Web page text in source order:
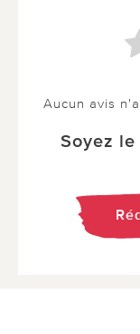
Aucun avis
Soyez